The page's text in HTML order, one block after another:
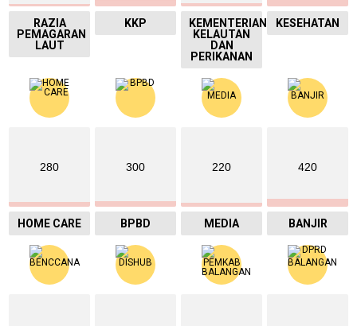
RAZIA
PEMAGARAN
LAUT
KKP
KEMENTERIAN
KELAUTAN
DAN
PERIKANAN
KESEHATAN
280
HOME CARE
300
BPBD
220
MEDIA
420
BANJIR